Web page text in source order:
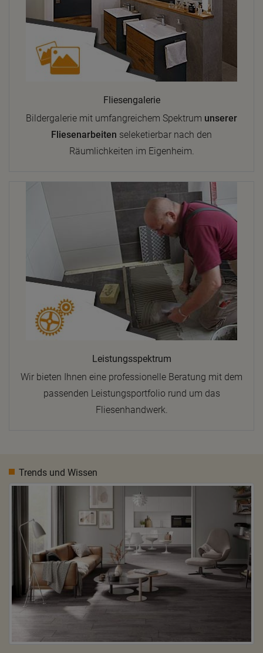
Fliesengalerie
Bildergalerie mit umfangreichem Spektrum unserer
Fliesenarbeiten seleketierbar nach den
Räumlichkeiten im Eigenheim.
Leistungsspektrum
Wir bieten Ihnen eine professionelle Beratung mit dem
passenden Leistungsportfolio rund um das
Fliesenhandwerk.
Trends und Wissen